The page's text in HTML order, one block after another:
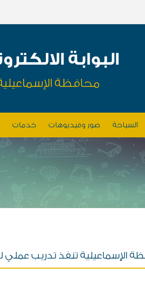
البوابة
محافظة
السياحة صور وفيديوهات خدمات
الإسماعيلية تنفذ تدريب عملي